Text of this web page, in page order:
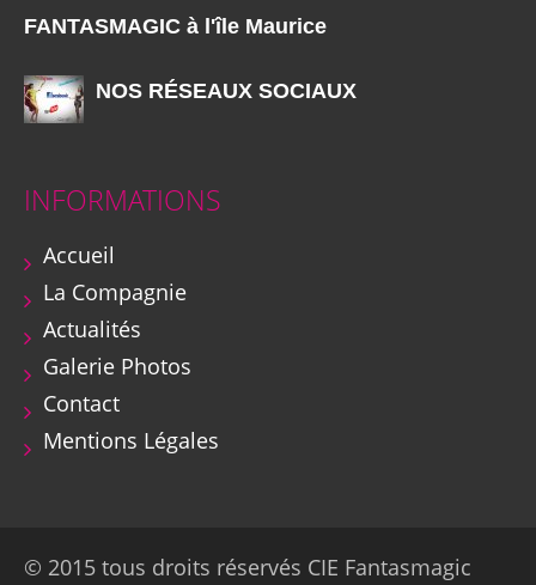
FANTASMAGIC à l'île Maurice
NOS RÉSEAUX SOCIAUX
INFORMATIONS
Accueil
La Compagnie
Actualités
Galerie Photos
Contact
Mentions Légales
© 2015 tous droits réservés CIE Fantasmagic